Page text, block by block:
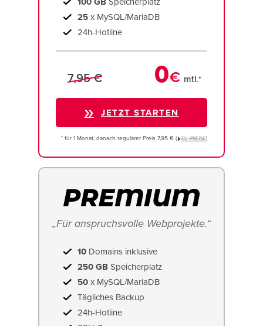
25 x MySQL/MariaDB
24h-Hotline
7,95 € 0€ mtl.*
JETZT STARTEN
* für 1 Monat, danach regulärer Preis 7,95 € ( EU−PREISE)
„Für anspruchsvolle Webprojekte.“
10 Domains inklusive
250 GB Speicherplatz
50 x MySQL/MariaDB
Tägliches Backup
24h-Hotline